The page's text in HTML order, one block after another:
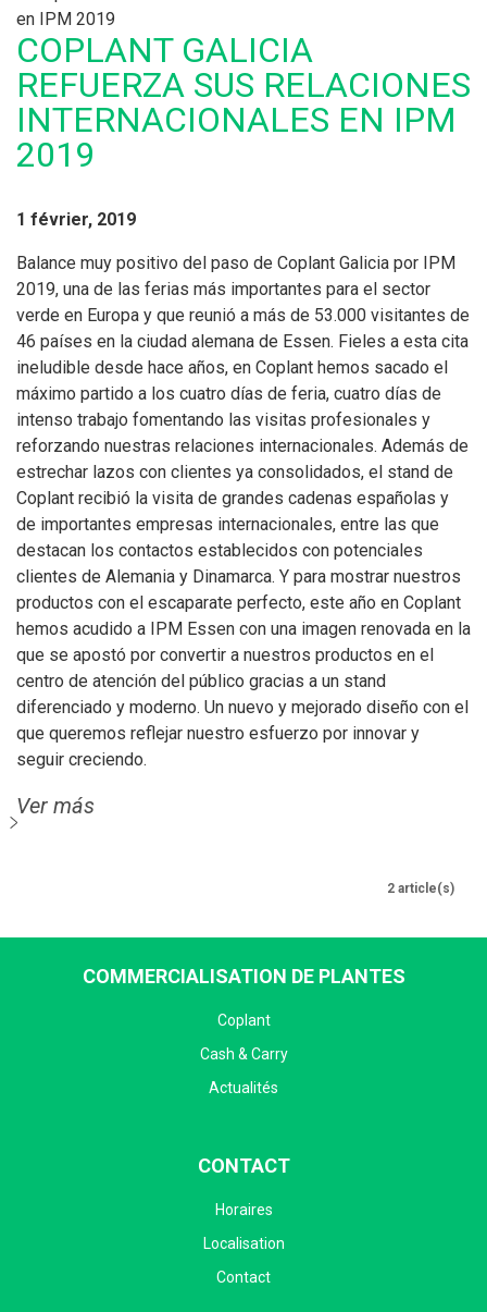
COPLANT GALICIA
REFUERZA SUS RELACIONES
INTERNACIONALES EN IPM
2019
1 février, 2019
Balance muy positivo del paso de Coplant Galicia por IPM
2019, una de las ferias más importantes para el sector
verde en Europa y que reunió a más de 53.000 visitantes de
46 países en la ciudad alemana de Essen. Fieles a esta cita
ineludible desde hace años, en Coplant hemos sacado el
máximo partido a los cuatro días de feria, cuatro días de
intenso trabajo fomentando las visitas profesionales y
reforzando nuestras relaciones internacionales. Además de
estrechar lazos con clientes ya consolidados, el stand de
Coplant recibió la visita de grandes cadenas españolas y
de importantes empresas internacionales, entre las que
destacan los contactos establecidos con potenciales
clientes de Alemania y Dinamarca. Y para mostrar nuestros
productos con el escaparate perfecto, este año en Coplant
hemos acudido a IPM Essen con una imagen renovada en la
que se apostó por convertir a nuestros productos en el
centro de atención del público gracias a un stand
diferenciado y moderno. Un nuevo y mejorado diseño con el
que queremos reflejar nuestro esfuerzo por innovar y
seguir creciendo.
Ver más
2 article(s)
COMMERCIALISATION DE PLANTES
Coplant
Cash & Carry
Actualités
CONTACT
Horaires
Localisation
Contact